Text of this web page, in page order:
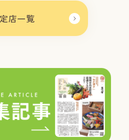
店一覧